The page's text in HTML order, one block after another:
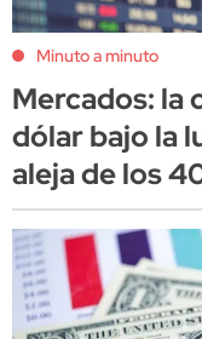
Minuto a minuto
Mercados: la
dólar bajo la
aleja de los